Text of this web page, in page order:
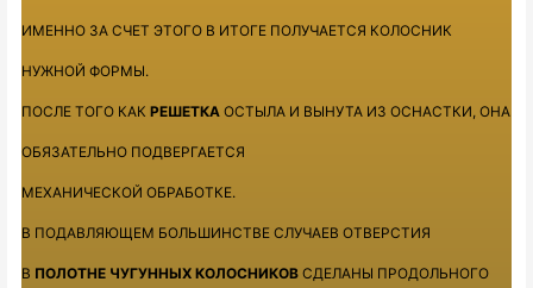
ИМЕННО ЗА СЧЕТ ЭТОГО В ИТОГЕ ПОЛУЧАЕТСЯ КОЛОСНИК
НУЖНОЙ ФОРМЫ.
ПОСЛЕ ТОГО КАКРЕШЕТКА ОСТЫЛА И ВЫНУТА ИЗ ОСНАСТКИ, ОНА
ОБЯЗАТЕЛЬНО ПОДВЕРГАЕТСЯ
МЕХАНИЧЕСКОЙ ОБРАБОТКЕ.
В ПОДАВЛЯЮЩЕМ БОЛЬШИНСТВЕ СЛУЧАЕВ ОТВЕРСТИЯ
В ПОЛОТНЕ ЧУГУННЫХ КОЛОСНИКОВ СДЕЛАНЫ ПРОДОЛЬНОГО